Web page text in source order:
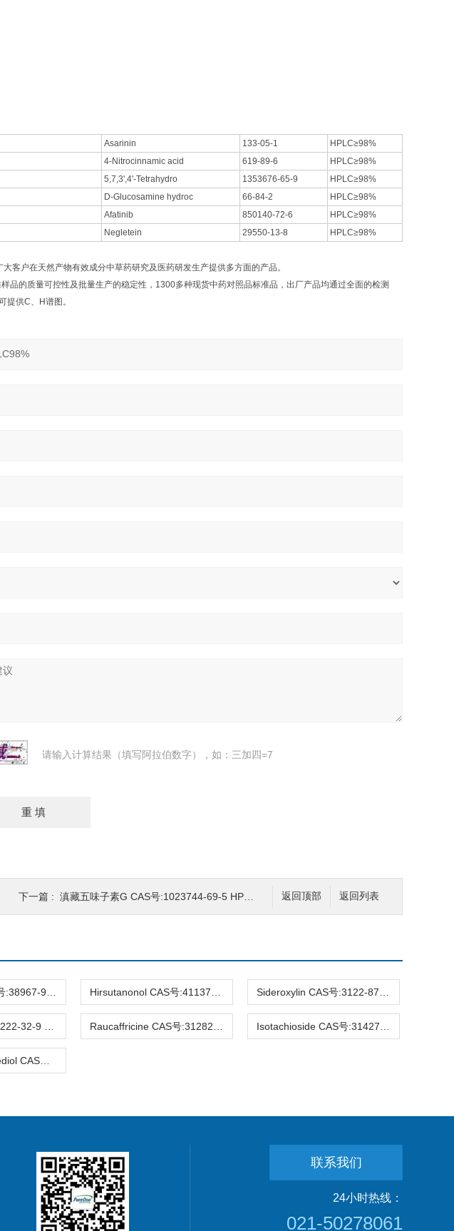
Asarinin 133-05-1
HPLC≥98%
4-Nitrocinnamic acid 619-89-6
HPLC≥98%
5,7,3',4'-Tetrahydro 1353676-65-9
HPLC≥98%
D-Glucosamine hydroc 66-84-2
HPLC≥98%
Afatinib 850140-72-6
HPLC≥98%
Negletein 29550-13-8 HPLC≥98%
客户在天然产物有效成分中草药研究及医药研发生产提供多方面的产品。
的质量可控性及批量生产的稳定性，1300多种现货中药对照品标准品，出厂产品均通过全面的检测
提供C、H谱图。
请输入计算结果（填写阿拉伯数字），如：三加四=7
返回列表
返回顶部
下一篇 : 滇藏五味子素G CAS号:1023744-69-5 HPLC98%
品
联系我们
24小时热线：
021-50278061